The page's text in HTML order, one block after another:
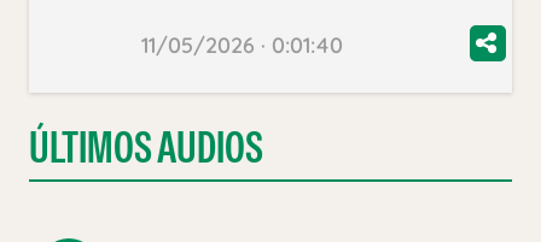
11/05/2026 · 0:01:40
ÚLTIMOS AUDIOS